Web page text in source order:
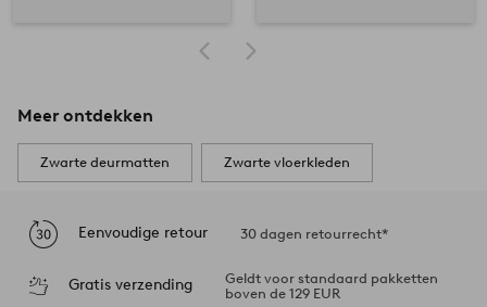
Meer ontdekken
Zwarte deurmatten Zwarte vloerkleden
Eenvoudige retour 30 dagen retourrecht*
Gratis verzending
Geldt voor standaard pakketten
boven de 129 EUR